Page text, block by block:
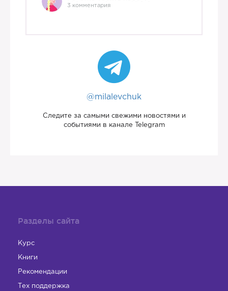
3 комментария
@milalevchuk
Следите за самыми свежими новостями и
событиями в канале Telegram
Разделы сайта
Курс
Книги
Рекомендации
Тех поддержка